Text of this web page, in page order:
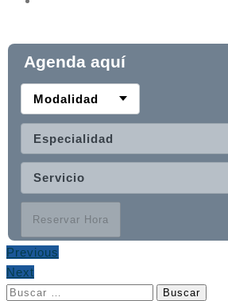
Agenda aquí
Modalidad
Especialidad
Servicio
Reservar Hora
Previous
Next
Buscar: